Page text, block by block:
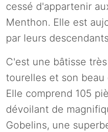
cessé d'appartenir
Menthon. Elle est
par leurs
C'est une bâtisse
tourelles et son beau
Elle comprend 105
dévoilant de
Gobelins, une